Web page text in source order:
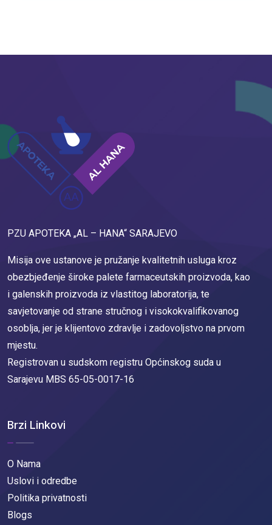
PZU APOTEKA „AL – HANA“ SARAJEVO
Misija ove ustanove je pružanje kvalitetnih usluga kroz
obezbjeđenje široke palete farmaceutskih proizvoda, kao
i galenskih proizvoda iz vlastitog laboratorija, te
savjetovanje od strane stručnog i visokokvalifikovanog
osoblja, jer je klijentovo zdravlje i zadovoljstvo na prvom
mjestu.
Registrovan u sudskom registru Općinskog suda u
Sarajevu MBS 65-05-0017-16
Brzi Linkovi
O Nama
Uslovi i odredbe
Politika privatnosti
Blogs